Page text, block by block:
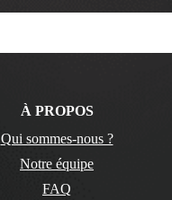
À PROPOS
Qui sommes-nous ?
Notre équipe
FAQ